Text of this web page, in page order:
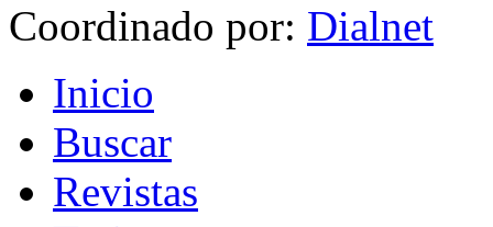
Coordinado por:
Inicio
Buscar
Revistas